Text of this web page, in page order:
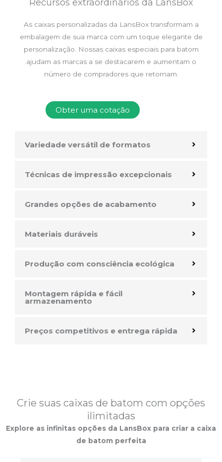
Recursos extraordinários da LansBox
As caixas personalizadas da LansBox transformam a
embalagem de sua marca com um toque elegante de
personalização. Nossas caixas especiais para batom
ajudam as marcas a se destacarem e aumentam o
número de compradores que retornam.
Obter uma cotação
Variedade versátil de formatos
Técnicas de impressão excepcionais
Grandes opções de acabamento
Materiais duráveis
Produção com consciência ecológica
Montagem rápida e fácil
armazenamento
Preços competitivos e entrega rápida
Crie suas caixas de batom com opções
ilimitadas
Explore as infinitas opções da LansBox para criar a caixa
de batom perfeita